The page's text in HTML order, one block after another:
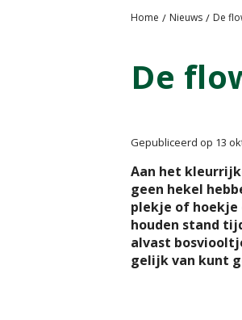
Home Nieuws De
De
Gepubliceerd op 13
Aan het
geen hekel
plekje of hoekje
houden stand
alvast
gelijk van kunt